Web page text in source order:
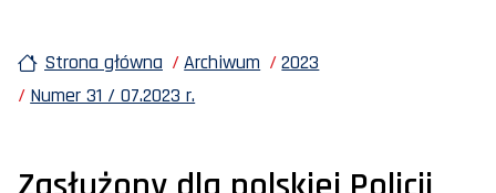
Strona główna Archiwum
2023
Numer 31 / 07.2023 r.